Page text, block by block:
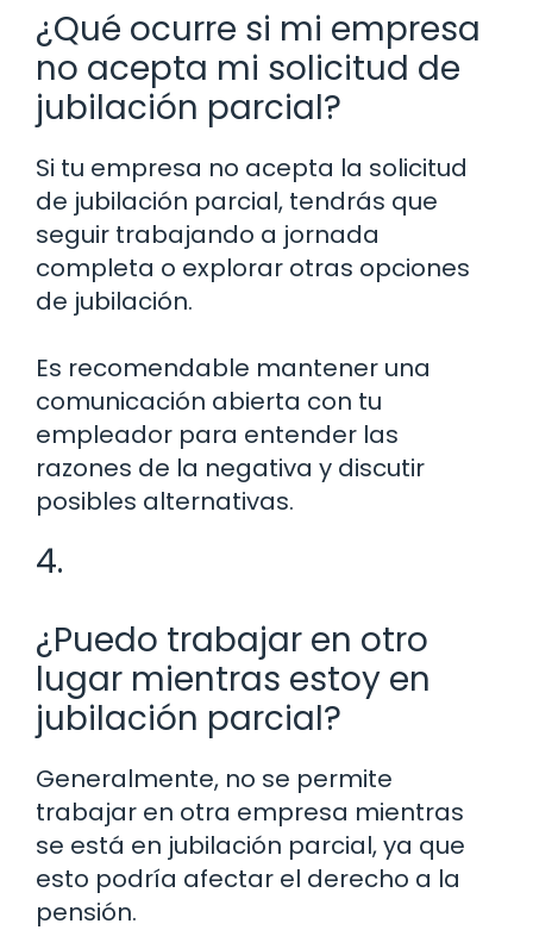
¿Qué ocurre si mi empresa
no acepta mi solicitud de
jubilación parcial?
Si tu empresa no acepta la solicitud
de jubilación parcial, tendrás que
seguir trabajando a jornada
completa o explorar otras opciones
de jubilación.
Es recomendable mantener una
comunicación abierta con tu
empleador para entender las
razones de la negativa y discutir
posibles alternativas.
4.
¿Puedo trabajar en otro
lugar mientras estoy en
jubilación parcial?
Generalmente, no se permite
trabajar en otra empresa mientras
se está en jubilación parcial, ya que
esto podría afectar el derecho a la
pensión.